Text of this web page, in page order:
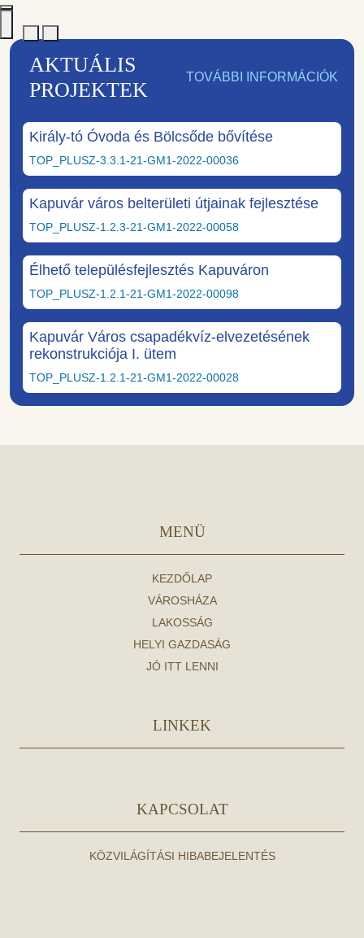
AKTUÁLIS
PROJEKTEK
TOVÁBBI INFORMÁCIÓK
Király-tó Óvoda és Bölcsőde bővítése
TOP_PLUSZ-3.3.1-21-GM1-2022-00036
Kapuvár város belterületi útjainak fejlesztése
TOP_PLUSZ-1.2.3-21-GM1-2022-00058
Élhető településfejlesztés Kapuváron
TOP_PLUSZ-1.2.1-21-GM1-2022-00098
Kapuvár Város csapadékvíz-elvezetésének
rekonstrukciója I. ütem
TOP_PLUSZ-1.2.1-21-GM1-2022-00028
MENÜ
KEZDŐLAP
VÁROSHÁZA
LAKOSSÁG
HELYI GAZDASÁG
JÓ ITT LENNI
LINKEK
KAPCSOLAT
KÖZVILÁGÍTÁSI HIBABEJELENTÉS